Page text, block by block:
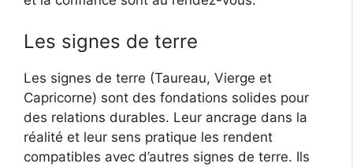
Les signes de terre
Les signes de terre (Taureau, Vierge et
Capricorne) sont des fondations solides pour
des relations durables. Leur ancrage dans la
réalité et leur sens pratique les rendent
compatibles avec d’autres signes de terre. Ils